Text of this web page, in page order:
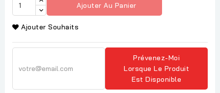
Ajouter Au Panier
Ajouter Souhaits
Prévenez-Moi
Lorsque Le Produit
Est Disponible